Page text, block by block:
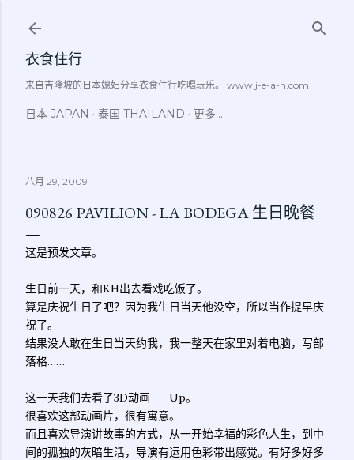
衣食住行
来自吉隆坡的日本媳妇分享衣食住行吃喝玩乐。 www.j-e-a-n.com
日本 JAPAN 泰国 THAILAND 更多…
八月 29, 2009
090826 PAVILION - LA BODEGA 生日晚餐
这是预发文章。
生日前一天，和KH出去看戏吃饭了。
算是庆祝生日了吧？因为我生日当天他没空，所以当作提早庆
祝了。
结果没人敢在生日当天约我，我一整天在家里对着电脑，写部
落格……
这一天我们去看了3D动画——Up。
很喜欢这部动画片，很有寓意。
而且喜欢导演讲故事的方式，从一开始幸福的彩色人生，到中
间的孤独的灰暗生活，导演有运用色彩带出感觉。有好多好多